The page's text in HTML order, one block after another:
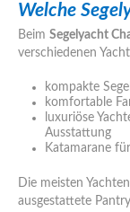
Welche
Beim Segelyacht
verschiedenen
kompakte
komfortable
luxuriöse
Ausstattung
Katamarane
Die meisten
ausgestattete